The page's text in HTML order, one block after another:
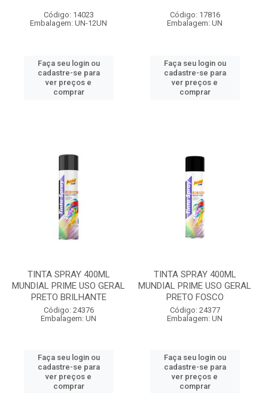
Código: 14023
Embalagem: UN-12UN
Faça seu login ou
cadastre-se para
ver preços e
comprar
Código: 17816
Embalagem: UN
Faça seu login ou
cadastre-se para
ver preços e
comprar
TINTA SPRAY 400ML
MUNDIAL PRIME USO GERAL
PRETO BRILHANTE
Código: 24376
Embalagem: UN
Faça seu login ou
cadastre-se para
ver preços e
comprar
TINTA SPRAY 400ML
MUNDIAL PRIME USO GERAL
PRETO FOSCO
Código: 24377
Embalagem: UN
Faça seu login ou
cadastre-se para
ver preços e
comprar